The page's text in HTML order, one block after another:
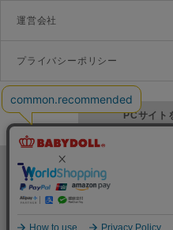
運営会社
プライバシーポリシー
PCサイト
©Disney ©Disney/Pixar ©Disney. Based on the